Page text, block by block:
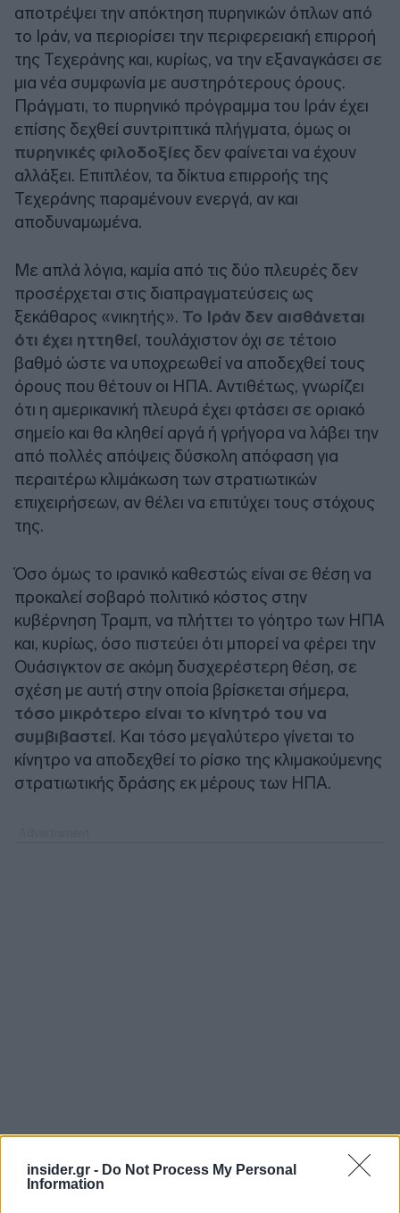
insider.gr - Do Not Process My Personal
Information
αποτρέψει την απόκτηση πυρηνικών όπλων από
το Ιράν, να περιορίσει την περιφερειακή επιρροή
της Τεχεράνης και, κυρίως, να την εξαναγκάσει σε
μια νέα συμφωνία με αυστηρότερους όρους.
Πράγματι, το πυρηνικό πρόγραμμα του Ιράν έχει
επίσης δεχθεί συντριπτικά πλήγματα, όμως οι
πυρηνικές φιλοδοξίες δεν φαίνεται να έχουν
αλλάξει. Επιπλέον, τα δίκτυα επιρροής της
Τεχεράνης παραμένουν ενεργά, αν και
αποδυναμωμένα.
Με απλά λόγια, καμία από τις δύο πλευρές δεν
προσέρχεται στις διαπραγματεύσεις ως
ξεκάθαρος «νικητής». Το Ιράν δεν αισθάνεται
ότι έχει ηττηθεί, τουλάχιστον όχι σε τέτοιο
βαθμό ώστε να υποχρεωθεί να αποδεχθεί τους
όρους που θέτουν οι ΗΠΑ. Αντιθέτως, γνωρίζει
ότι η αμερικανική πλευρά έχει φτάσει σε οριακό
σημείο και θα κληθεί αργά ή γρήγορα να λάβει την
από πολλές απόψεις δύσκολη απόφαση για
περαιτέρω κλιμάκωση των στρατιωτικών
επιχειρήσεων, αν θέλει να επιτύχει τους στόχους
της.
Όσο όμως το ιρανικό καθεστώς είναι σε θέση να
προκαλεί σοβαρό πολιτικό κόστος στην
κυβέρνηση Τραμπ, να πλήττει το γόητρο των ΗΠΑ
και, κυρίως, όσο πιστεύει ότι μπορεί να φέρει την
Ουάσιγκτον σε ακόμη δυσχερέστερη θέση, σε
σχέση με αυτή στην οποία βρίσκεται σήμερα,
τόσο μικρότερο είναι το κίνητρό του να
συμβιβαστεί. Και τόσο μεγαλύτερο γίνεται το
κίνητρο να αποδεχθεί το ρίσκο της κλιμακούμενης
στρατιωτικής δράσης εκ μέρους των ΗΠΑ.